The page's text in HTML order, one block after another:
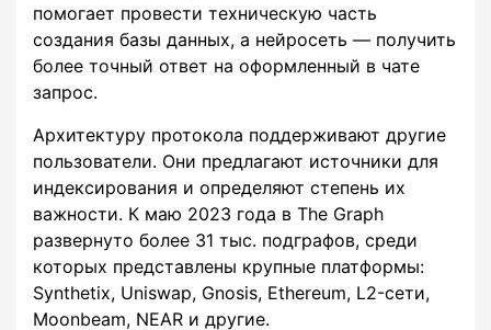
помогает провести техническую часть
создания базы данных, а нейросеть — получить
более точный ответ на оформленный в чате
запрос.
Архитектуру протокола поддерживают другие
пользователи. Они предлагают источники для
индексирования и определяют степень их
важности. К маю 2023 года в The Graph
развернуто более 31 тыс. подграфов, среди
которых представлены крупные платформы:
Synthetix, Uniswap, Gnosis, Ethereum, L2-сети,
Moonbeam, NEAR и другие.